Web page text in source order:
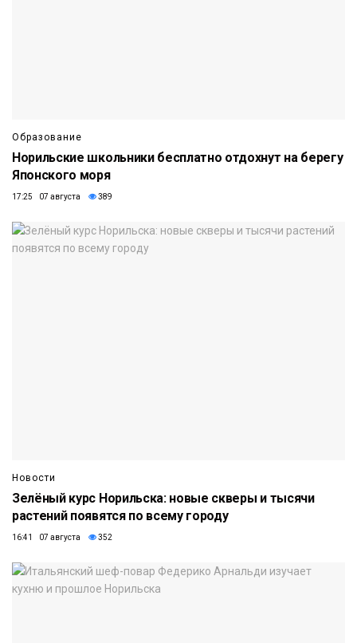
Образование
Норильские школьники бесплатно отдохнут на берегу
Японского моря
17:25 07 августа 389
Новости
Зелёный курс Норильска: новые скверы и тысячи
растений появятся по всему городу
16:41 07 августа 352